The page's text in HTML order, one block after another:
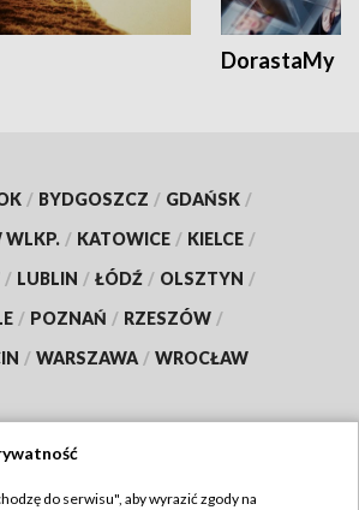
DorastaMy
/ BYDGOSZCZ / GDAŃSK /
WLKP. / KATOWICE / KIELCE /
/ LUBLIN / ŁÓDŹ / OLSZTYN /
/ POZNAŃ / RZESZÓW /
/ WARSZAWA / WROCŁAW
do serwisu", aby wyrazić zgody na